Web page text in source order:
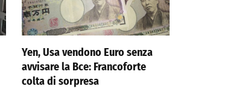
Yen, Usa vendono Euro senza
avvisare la Bce: Francoforte
colta di sorpresa